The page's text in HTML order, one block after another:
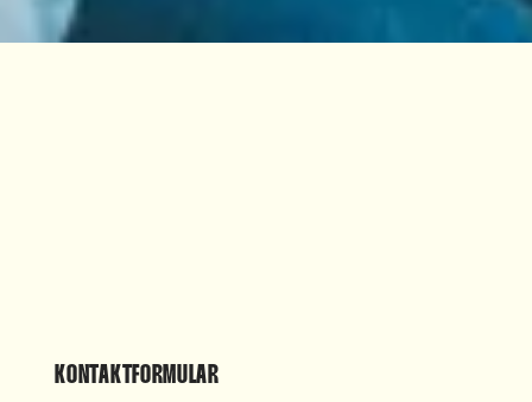
KONTAKTFORMULAR